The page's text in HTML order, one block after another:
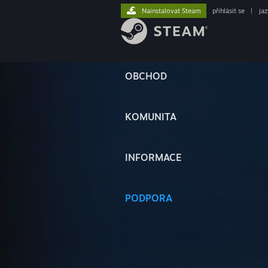
OBCHOD
KOMUNITA
INFORMACE
PODPORA
Nainstalovat Steam přihlásit se